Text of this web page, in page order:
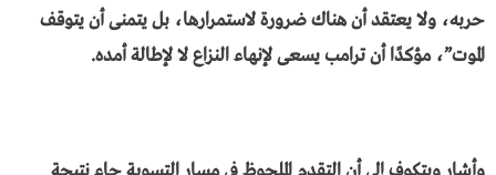
حربه، ولا يعتقد أن هناك ضرورة لاستمرارها، بل يتمنى أن يتوقف
الموت”، مؤكدًا أن ترامب يسعى لإنهاء النزاع لا لإطالة أمده.